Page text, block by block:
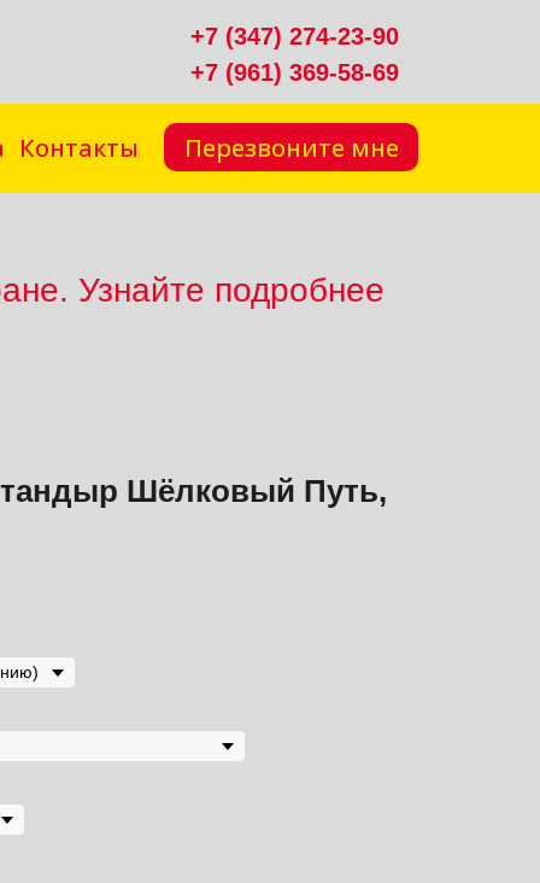
Контакты
+7 (347) 274-23-90
+7 (961) 369-58-69
Перезвоните мне
Узнайте подробнее
Шёлковый Путь,